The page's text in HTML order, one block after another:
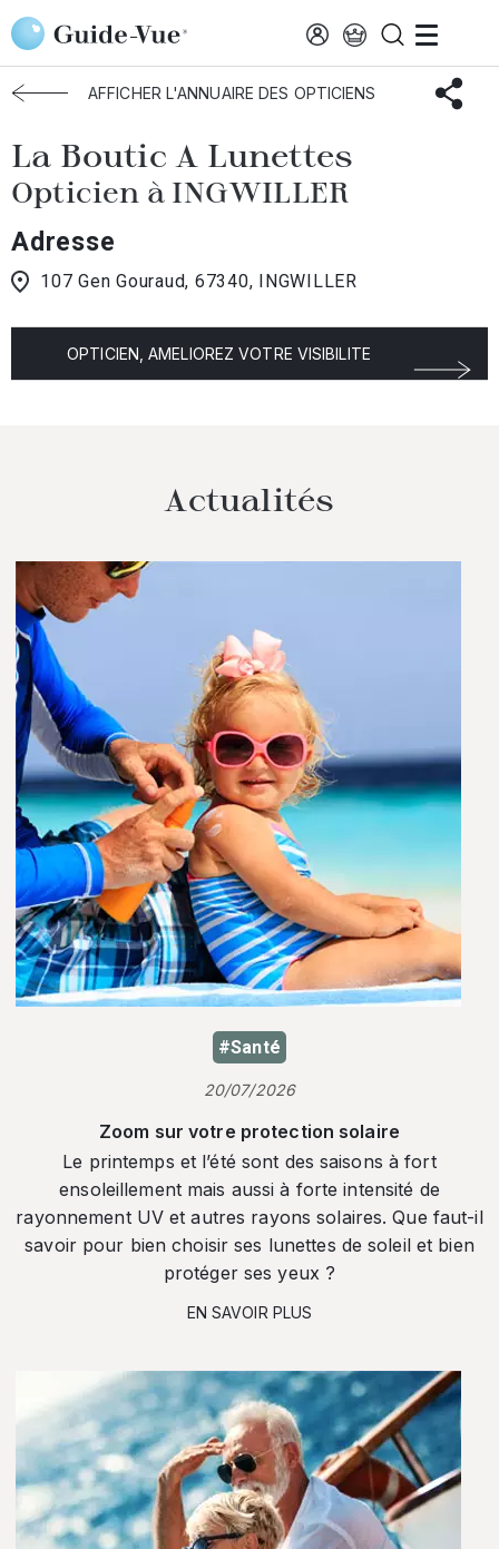
Aller au contenu principal
Accueil Choisir mon opticien La Boutic A Lunettes
AFFICHER L'ANNUAIRE DES OPTICIENS
La Boutic A Lunettes
Opticien à INGWILLER
Adresse
107 Gen Gouraud, 67340, INGWILLER
OPTICIEN, AMELIOREZ VOTRE VISIBILITE
Actualités
#Santé
20/07/2026
Zoom sur votre protection solaire
Le printemps et l’été sont des saisons à fort
ensoleillement mais aussi à forte intensité de
rayonnement UV et autres rayons solaires. Que faut-il
savoir pour bien choisir ses lunettes de soleil et bien
protéger ses yeux ?
EN SAVOIR PLUS